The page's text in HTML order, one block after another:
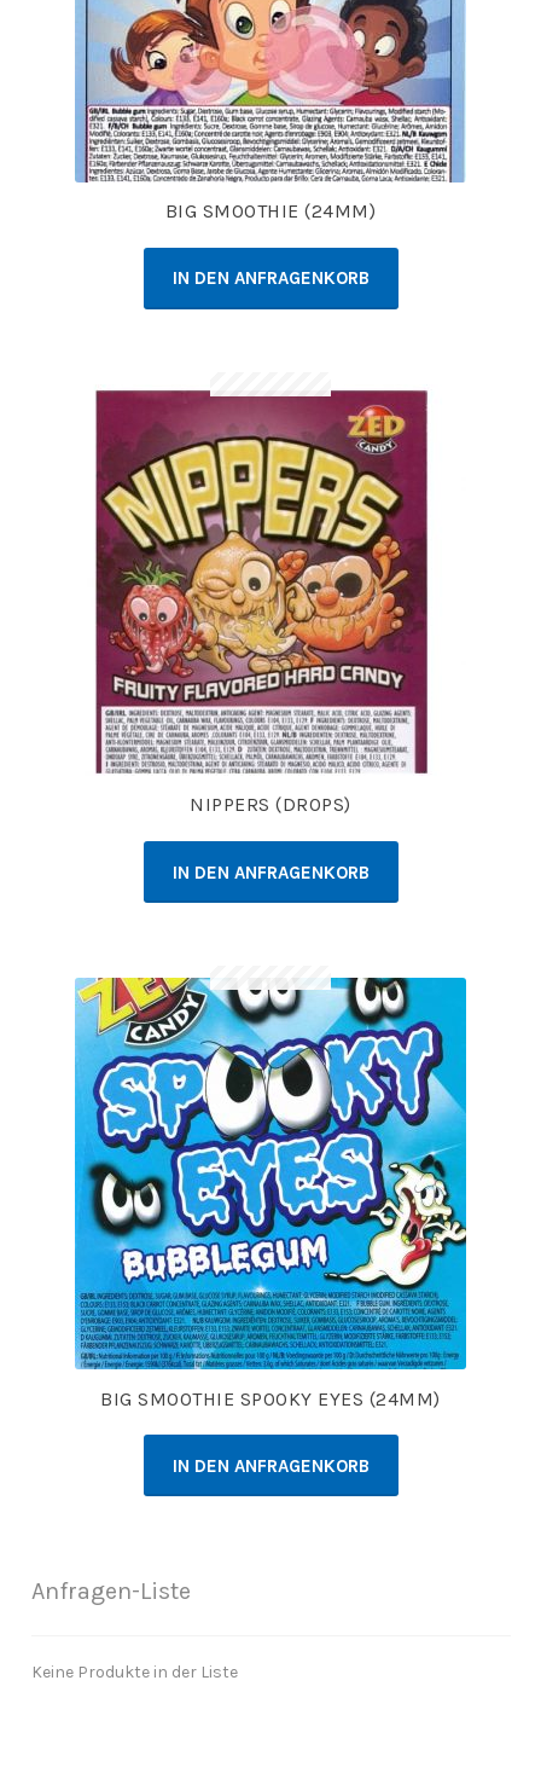
BIG SMOOTHIE (24MM)
IN DEN ANFRAGENKORB
NIPPERS (DROPS)
IN DEN ANFRAGENKORB
BIG SMOOTHIE SPOOKY EYES (24MM)
IN DEN ANFRAGENKORB
Anfragen-Liste
Keine Produkte in der Liste